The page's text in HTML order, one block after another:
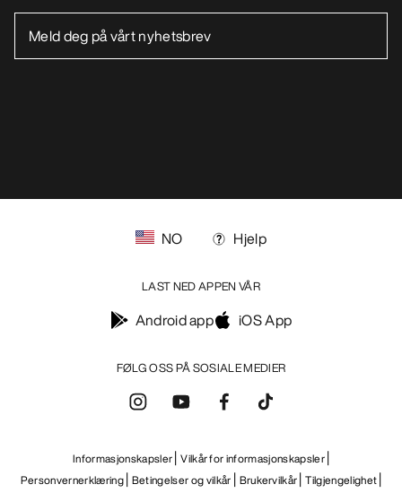
FØLG OSS PÅ SOSIALE MEDIER
NO Hjelp
LAST NED APPEN VÅR
Android app iOS App
Informasjonskapsler Vilkår for informasjonskapsler
Personvernerklæring Betingelser og vilkår Brukervilkår Tilgjengelighet